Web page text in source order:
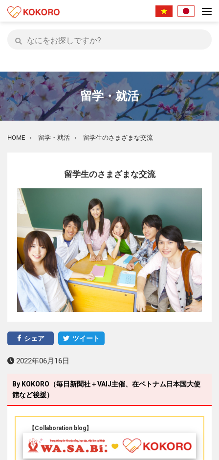
留学・就活
HOME › 留学・就活 › 留学生のさまざまな交流
留学生のさまざまな交流
シェア ツイート
2022年06月16日
By KOKORO（毎日新聞社＋VAIJ主催、在ベトナム日本国大使
館など後援）
【Collaboration blog】